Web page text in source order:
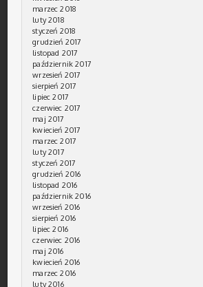
marzec 2018
luty 2018
styczeń 2018
grudzień 2017
listopad 2017
październik 2017
wrzesień 2017
sierpień 2017
lipiec 2017
czerwiec 2017
maj 2017
kwiecień 2017
marzec 2017
luty 2017
styczeń 2017
grudzień 2016
listopad 2016
październik 2016
wrzesień 2016
sierpień 2016
lipiec 2016
czerwiec 2016
maj 2016
kwiecień 2016
marzec 2016
luty 2016